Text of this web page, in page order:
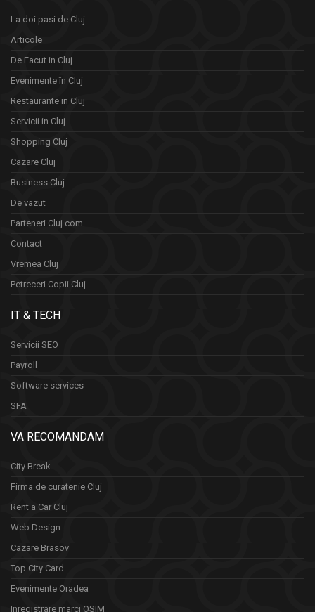
La doi pasi de Cluj
Articole
De Facut in Cluj
Evenimente în Cluj
Restaurante in Cluj
Servicii in Cluj
Shopping Cluj
Cazare Cluj
Business Cluj
De vazut
Parteneri Cluj.com
Contact
Vremea Cluj
Petreceri Copii Cluj
IT & TECH
Servicii SEO
Payroll
Software services
SFA
VA RECOMANDAM
City Break
Firma de curatenie Cluj
Rent a Car Cluj
Web Design
Cazare Brasov
Top City Card
Evenimente Oradea
Inregistrare marci OSIM